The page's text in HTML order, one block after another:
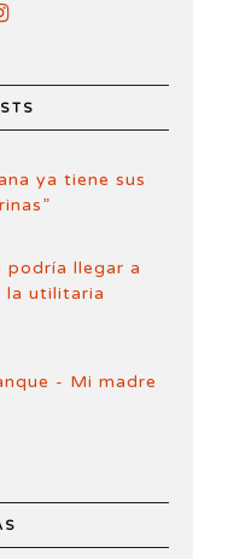
ya tiene sus
llegar a
la utilitaria
- Mi madre